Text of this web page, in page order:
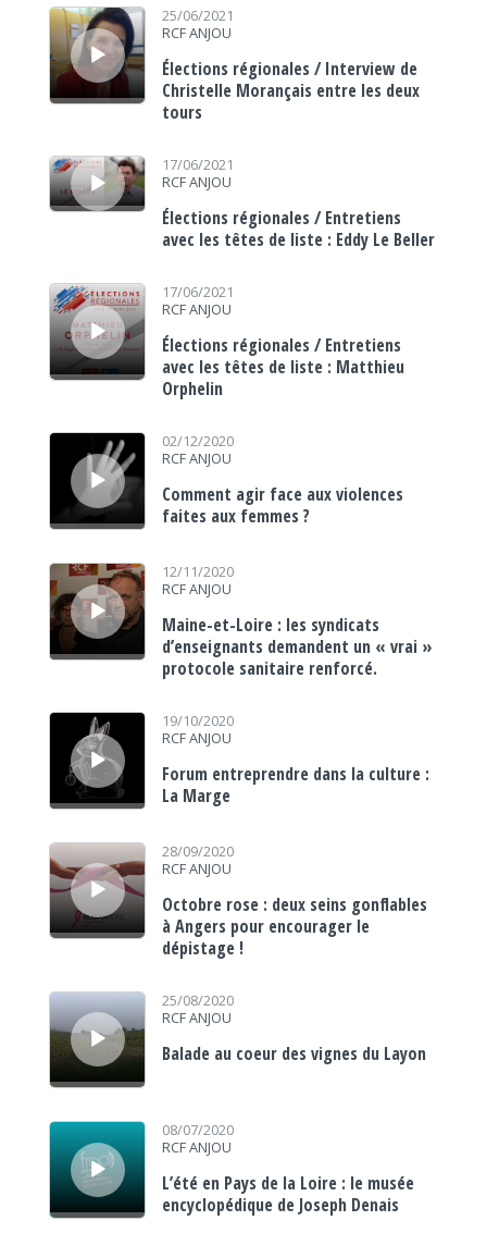
Lecteur audio
25/06/2021
RCF ANJOU
Élections régionales / Interview de
Christelle Morançais entre les deux
tours
Lecteur audio
17/06/2021
RCF ANJOU
Élections régionales / Entretiens
avec les têtes de liste : Eddy Le Beller
Lecteur audio
17/06/2021
RCF ANJOU
Élections régionales / Entretiens
avec les têtes de liste : Matthieu
Orphelin
Lecteur audio
02/12/2020
RCF ANJOU
Comment agir face aux violences
faites aux femmes ?
Lecteur audio
12/11/2020
RCF ANJOU
Maine-et-Loire : les syndicats
d’enseignants demandent un « vrai »
protocole sanitaire renforcé.
Lecteur audio
19/10/2020
RCF ANJOU
Forum entreprendre dans la culture :
La Marge
Lecteur audio
28/09/2020
RCF ANJOU
Octobre rose : deux seins gonflables
à Angers pour encourager le
dépistage !
Lecteur audio
25/08/2020
RCF ANJOU
Balade au coeur des vignes du Layon
Lecteur audio
08/07/2020
RCF ANJOU
L’été en Pays de la Loire : le musée
encyclopédique de Joseph Denais